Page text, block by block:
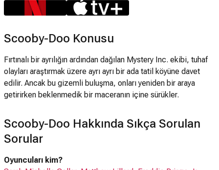
Scooby-Doo Konusu
Fırtınalı bir ayrılığın ardından dağılan Mystery Inc. ekibi, tuhaf
olayları araştırmak üzere ayrı ayrı bir ada tatil köyüne davet
edilir. Ancak bu gizemli buluşma, onları yeniden bir araya
getirirken beklenmedik bir maceranın içine sürükler.
Scooby-Doo Hakkında Sıkça Sorulan
Sorular
Oyuncuları kim?